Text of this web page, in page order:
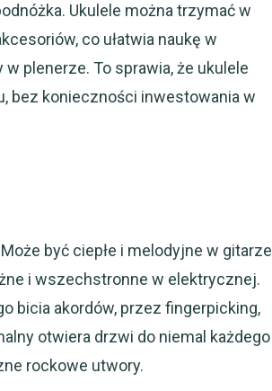
Ukulele można trzymać w
co ułatwia naukę w
plenerze. To sprawia, że ukulele
bez konieczności inwestowania w
być ciepłe i melodyjne w gitarze
i wszechstronne w elektrycznej.
bicia akordów, przez fingerpicking,
otwiera drzwi do niemal każdego
rockowe utwory.